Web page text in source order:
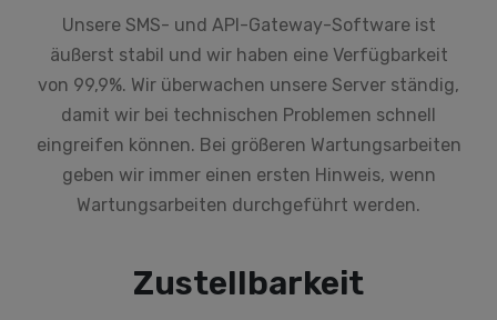
Unsere SMS- und API-Gateway-Software ist
äußerst stabil und wir haben eine Verfügbarkeit
von 99,9%. Wir überwachen unsere Server ständig,
damit wir bei technischen Problemen schnell
eingreifen können. Bei größeren Wartungsarbeiten
geben wir immer einen ersten Hinweis, wenn
Wartungsarbeiten durchgeführt werden.
Zustellbarkeit